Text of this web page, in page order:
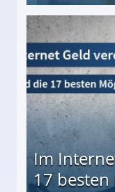
besten Möglichkeiten
Im
17